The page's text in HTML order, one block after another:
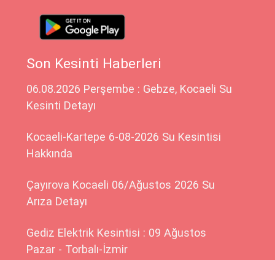
Son Kesinti Haberleri
06.08.2026 Perşembe : Gebze, Kocaeli Su
Kesinti Detayı
Kocaeli-Kartepe 6-08-2026 Su Kesintisi
Hakkında
Çayırova Kocaeli 06/Ağustos 2026 Su
Arıza Detayı
Gediz Elektrik Kesintisi : 09 Ağustos
Pazar - Torbalı-İzmir